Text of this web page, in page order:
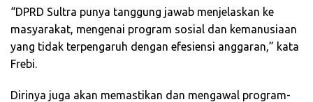
“DPRD Sultra punya tanggung jawab menjelaskan ke
masyarakat, mengenai program sosial dan kemanusiaan
yang tidak terpengaruh dengan efesiensi anggaran,” kata
Frebi.
Dirinya juga akan memastikan dan mengawal program-